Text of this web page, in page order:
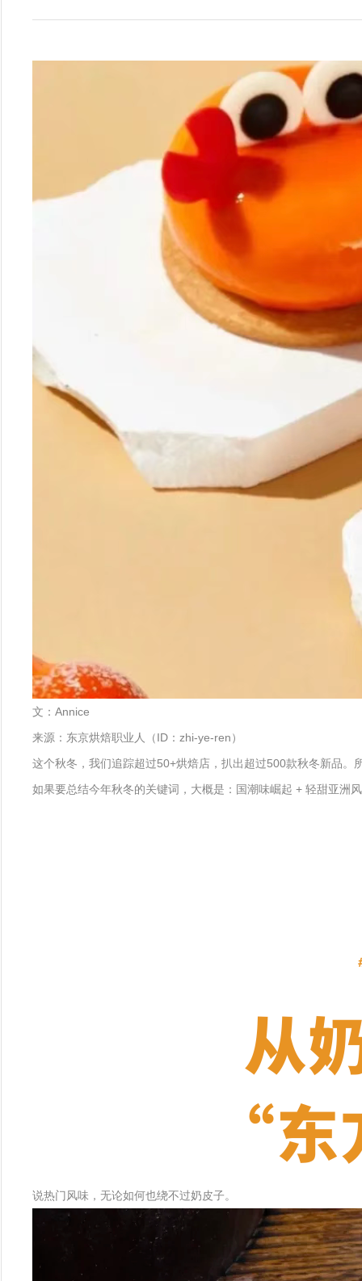
文：Annice
来源：东京烘焙职业人（ID：zhi-ye-ren）
这个秋冬，我们追踪超过50+烘焙店，扒出超过500款秋冬新品
如果要总结今年秋冬的关键词，大概是：国潮味崛起 + 轻甜亚洲
说热门风味，无论如何也绕不过奶皮子。